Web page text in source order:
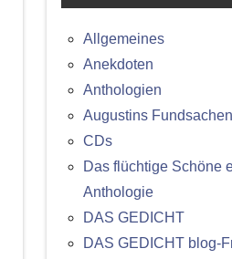
Allgemeines
Anekdoten
Anthologien
Augustins Fundsachen
CDs
Das flüchtige Schöne
Anthologie
DAS GEDICHT
DAS GEDICHT blog-